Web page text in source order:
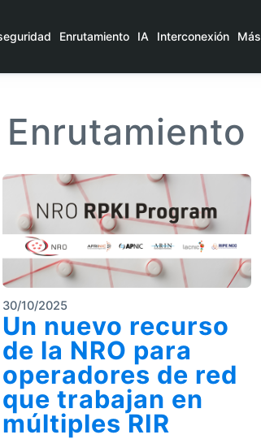
Enrutamiento IA Interconexión Más
Enrutamiento
30/10/2025
Un nuevo recurso
de la NRO para
operadores de red
que trabajan en
múltiples RIR